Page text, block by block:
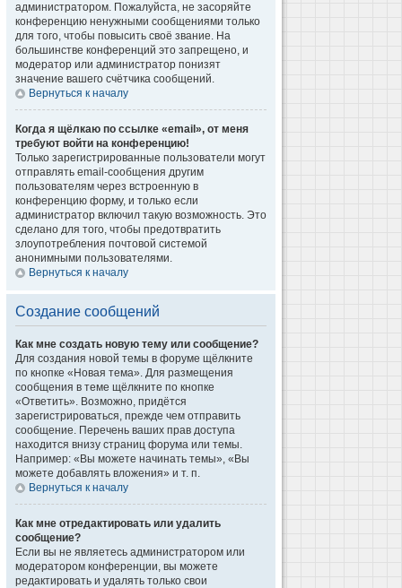
администратором. Пожалуйста, не засоряйте
конференцию ненужными сообщениями только
для того, чтобы повысить своё звание. На
большинстве конференций это запрещено, и
модератор или администратор понизят
значение вашего счётчика сообщений.
Вернуться к началу
Когда я щёлкаю по ссылке «email», от меня
требуют войти на конференцию!
Только зарегистрированные пользователи могут
отправлять email-сообщения другим
пользователям через встроенную в
конференцию форму, и только если
администратор включил такую возможность. Это
сделано для того, чтобы предотвратить
злоупотребления почтовой системой
анонимными пользователями.
Вернуться к началу
Создание сообщений
Как мне создать новую тему или сообщение?
Для создания новой темы в форуме щёлкните
по кнопке «Новая тема». Для размещения
сообщения в теме щёлкните по кнопке
«Ответить». Возможно, придётся
зарегистрироваться, прежде чем отправить
сообщение. Перечень ваших прав доступа
находится внизу страниц форума или темы.
Например: «Вы можете начинать темы», «Вы
можете добавлять вложения» и т. п.
Вернуться к началу
Как мне отредактировать или удалить
сообщение?
Если вы не являетесь администратором или
модератором конференции, вы можете
редактировать и удалять только свои